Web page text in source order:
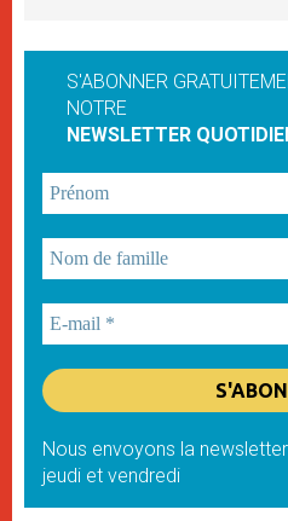
S'ABONNER
NOTRE
NEWSLETTER
Nous envoyons la
jeudi et vendredi